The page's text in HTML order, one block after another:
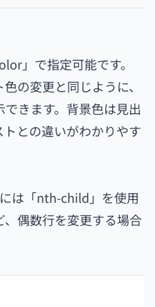
」で指定可能です。
の変更と同じように、
きます。背景色は見出
との違いがわかりやす
は「nth-child」を使用
、偶数行を変更する場合